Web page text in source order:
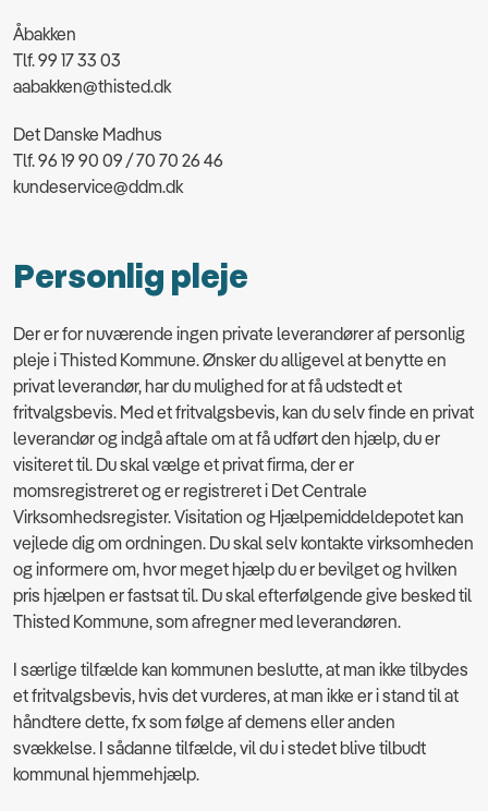
Åbakken
Tlf. 99 17 33 03
aabakken@thisted.dk
Det Danske Madhus
Tlf. 96 19 90 09 / 70 70 26 46
kundeservice@ddm.dk
Personlig pleje
Der er for nuværende ingen private leverandører af personlig
pleje i Thisted Kommune. Ønsker du alligevel at benytte en
privat leverandør, har du mulighed for at få udstedt et
fritvalgsbevis. Med et fritvalgsbevis, kan du selv finde en privat
leverandør og indgå aftale om at få udført den hjælp, du er
visiteret til. Du skal vælge et privat firma, der er
momsregistreret og er registreret i Det Centrale
Virksomhedsregister. Visitation og Hjælpemiddeldepotet kan
vejlede dig om ordningen. Du skal selv kontakte virksomheden
og informere om, hvor meget hjælp du er bevilget og hvilken
pris hjælpen er fastsat til. Du skal efterfølgende give besked til
Thisted Kommune, som afregner med leverandøren.
I særlige tilfælde kan kommunen beslutte, at man ikke tilbydes
et fritvalgsbevis, hvis det vurderes, at man ikke er i stand til at
håndtere dette, fx som følge af demens eller anden
svækkelse. I sådanne tilfælde, vil du i stedet blive tilbudt
kommunal hjemmehjælp.